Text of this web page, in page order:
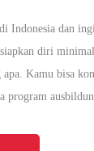
Indonesia dan
diri
Kamu bisa
program